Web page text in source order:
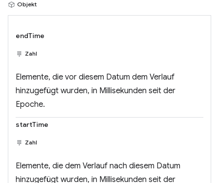
Objekt
endTime
Zahl
Elemente, die vor diesem Datum dem Verlauf
hinzugefügt wurden, in Millisekunden seit der
Epoche.
startTime
Zahl
Elemente, die dem Verlauf nach diesem Datum
hinzugefügt wurden, in Millisekunden seit der